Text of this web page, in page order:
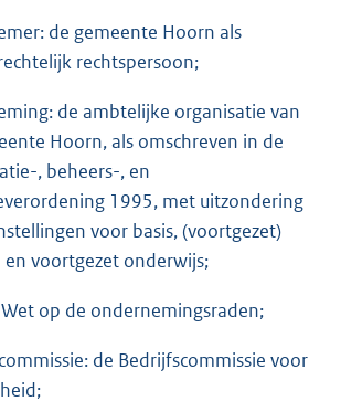
de gemeente Hoorn als
rechtspersoon;
de ambtelijke organisatie van
Hoorn, als omschreven in de
, beheers-, en
1995, met uitzondering
voor basis, (voortgezet)
en voortgezet onderwijs;
op de ondernemingsraden;
de Bedrijfscommissie voor